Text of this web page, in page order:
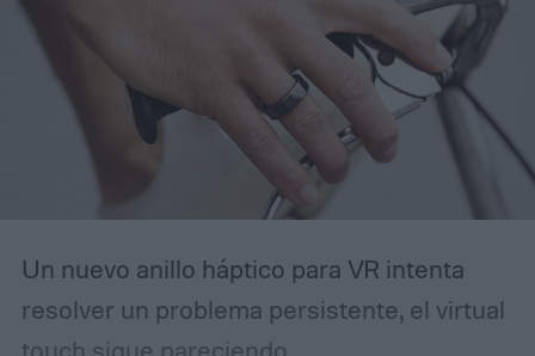
Un nuevo anillo háptico para VR intenta
resolver un problema persistente, el virtual